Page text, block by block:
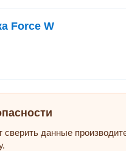
Force W
сверить данные